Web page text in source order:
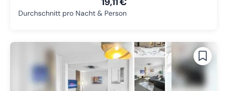
Durchschnitt pro Nacht & Person